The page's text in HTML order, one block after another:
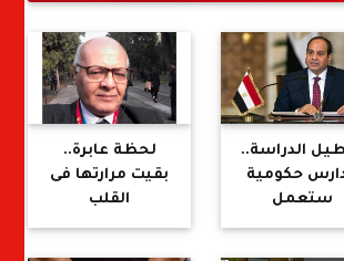
الدراسة..
حكومية
ستعمل
لحظة عابرة..
بقيت مرارتها فى
القلب